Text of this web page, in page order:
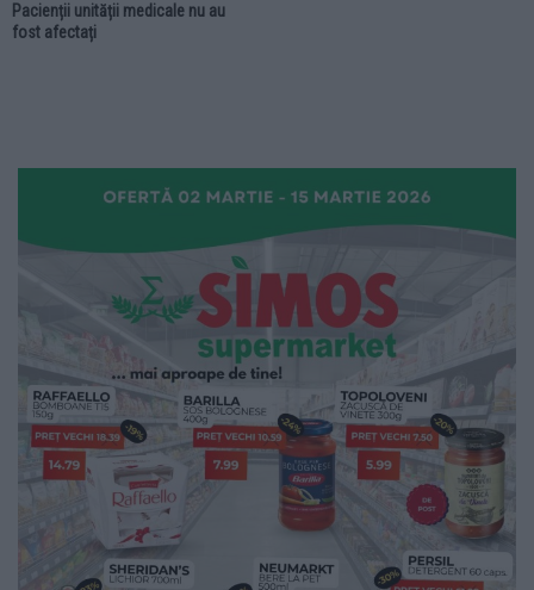
Pacienții unității medicale nu au
fost afectați